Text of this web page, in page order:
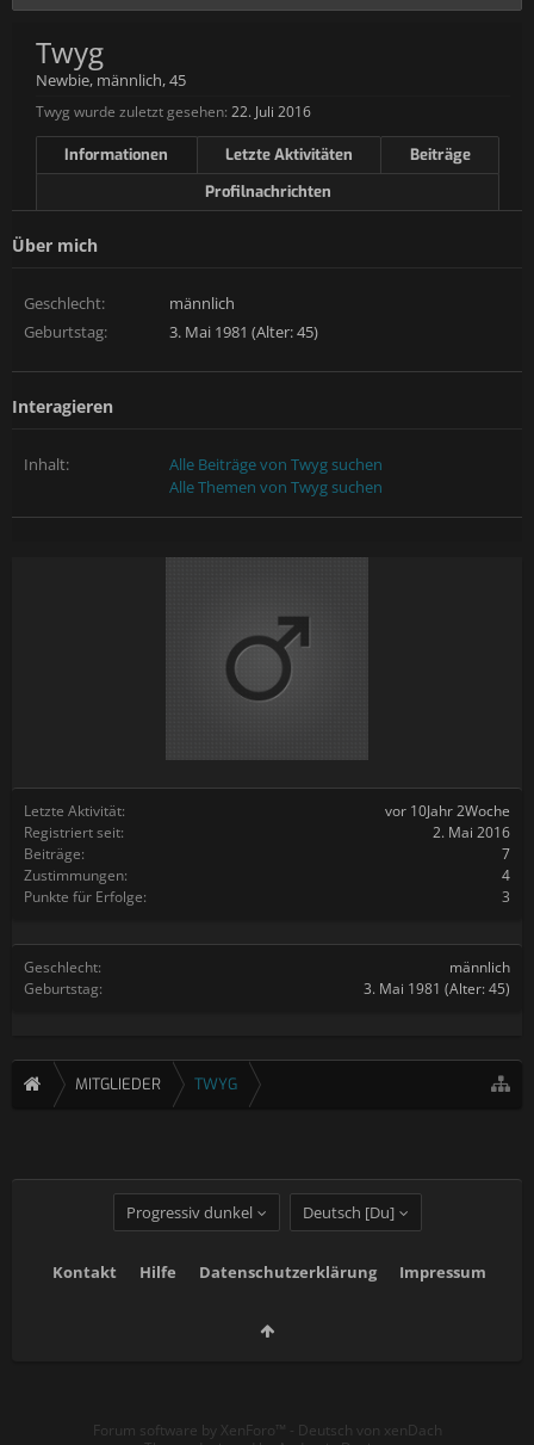
Letzte Aktivität:
vor 10Jahr 2Woche
Registriert seit:
2. Mai 2016
Beiträge:
7
Zustimmungen:
4
Punkte für Erfolge:
3
Geschlecht:
männlich
Geburtstag:
3. Mai 1981 (Alter: 45)
Twyg
Newbie, männlich, 45
Twyg wurde zuletzt gesehen: 22. Juli 2016
Informationen Letzte Aktivitäten
Beiträge
Profilnachrichten
Über mich
Geschlecht:
männlich
Geburtstag:
3. Mai 1981 (Alter: 45)
Interagieren
Inhalt:
Alle Beiträge von Twyg suchen
Alle Themen von Twyg suchen
MITGLIEDER TWYG
Progressiv dunkel Deutsch [Du]
Kontakt Hilfe Datenschutzerklärung Impressum
Forum software by XenForo™ - Deutsch von xenDach